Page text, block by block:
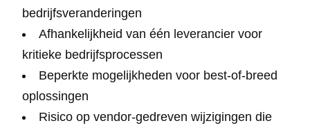
bedrijfsveranderingen
Afhankelijkheid van één leverancier voor
kritieke bedrijfsprocessen
Beperkte mogelijkheden voor best-of-breed
oplossingen
Risico op vendor-gedreven wijzigingen die